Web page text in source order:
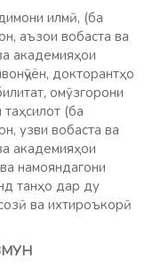
илмӣ, (ба
аъзои вобаста ва
академияҳои
докторантҳо
омӯзгорони
(ба
узви вобаста ва
академияҳои
намояндагони
танҳо дар ду
ва ихтироъкорӣ